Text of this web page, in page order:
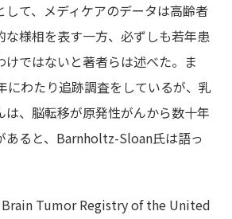
て、メディケアのデータは高齢者
な様相を表す一方、必ずしも若年患
ではないと著者らは述べた。ま
にわたり追跡調査をしているが、乳
は、脳転移が原発性がんから数十年
あると、Barnholtz-Sloan氏は語っ
Tumor Registry of the United